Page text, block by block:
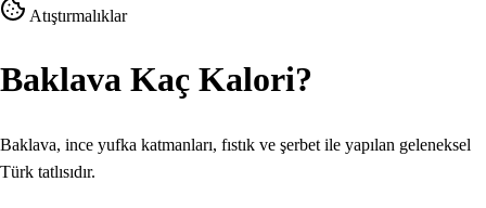
Atıştırmalıklar
Baklava Kaç Kalori?
Baklava, ince yufka katmanları, fıstık ve şerbet ile yapılan geleneksel
Türk tatlısıdır.